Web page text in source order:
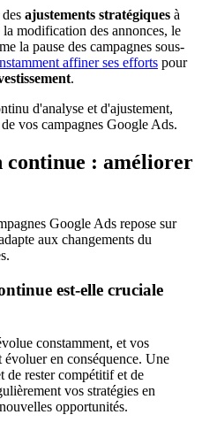
ajustements stratégiques à
modification des annonces, le
la pause des campagnes sous-
affiner ses efforts pour
.
d'analyse et d'ajustement,
de vos campagnes Google Ads.
continue : améliorer
Google Ads repose sur
aux changements du
est-elle cruciale
constamment, et vos
évoluer en conséquence. Une
de rester compétitif et de
vos stratégies en
opportunités.